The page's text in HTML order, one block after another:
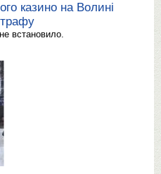
казино на Волині
встановило.